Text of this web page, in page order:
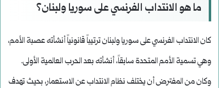
ما هو الانتداب الفرنسي على سوريا ولبنان؟
كان الانتداب الفرنسي على سوريا ولبنان ترتيباً قانونياً أنشأته عصبة الأمم،
وهي تسمية الأمم المتحدة سابقاً، أنشأته بعد الحرب العالمية الأولى.
وكان من المفترض أن يختلف نظام الانتداب عن الاستعمار، بحيث تهدف